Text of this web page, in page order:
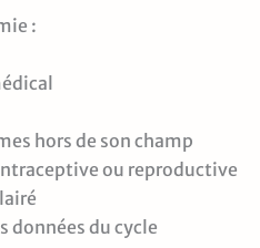
:
hors de son champ
ou reproductive
du cycle